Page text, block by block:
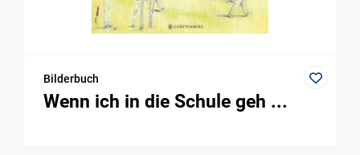
Bilderbuch
Wenn ich in die Schule geh ...